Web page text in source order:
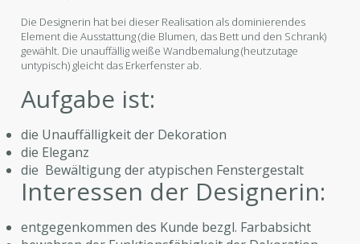
Die Designerin hat bei dieser Realisation als dominierendes
Element die Ausstattung (die Blumen, das Bett und den Schrank)
gewählt. Die unauffällig weiße Wandbemalung (heutzutage
untypisch) gleicht das Erkerfenster ab.
Aufgabe ist:
die Unauffälligkeit der Dekoration
die Eleganz
die Bewältigung der atypischen Fenstergestalt
Interessen der Designerin:
entgegenkommen des Kunde bezgl. Farbabsicht